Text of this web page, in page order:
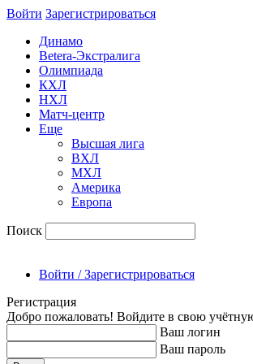
Войти Зарегиcтрироваться
Динамо
Betera-Экстралига
Олимпиада
КХЛ
НХЛ
Матч-центр
Еще
Высшая лига
ВХЛ
МХЛ
Америка
Европа
Поиск
Войти / Зарегистрироваться
Регистрация
Добро пожаловать! Войдите в свою
Ваш логин
Ваш пароль